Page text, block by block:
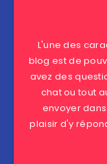
L'une des
blog est de
avez des
chat ou tout
envoyer
plaisir d'y